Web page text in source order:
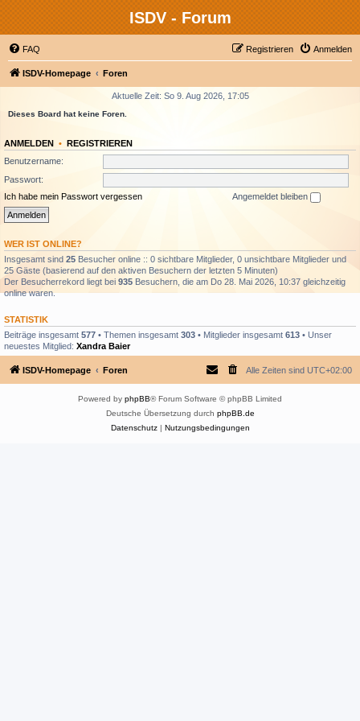
ISDV - Forum
FAQ Anmelden
Registrieren
ISDV-Homepage Foren
Aktuelle Zeit: So 9. Aug 2026, 17:05
Dieses Board hat keine Foren.
ANMELDEN • REGISTRIEREN
Benutzername:
Passwort:
Ich habe mein Passwort vergessen
Angemeldet bleiben
WER IST ONLINE?
Insgesamt sind 25 Besucher online :: 0 sichtbare Mitglieder, 0 unsichtbare Mitglieder und
25 Gäste (basierend auf den aktiven Besuchern der letzten 5 Minuten)
Der Besucherrekord liegt bei 935 Besuchern, die am Do 28. Mai 2026, 10:37 gleichzeitig
online waren.
STATISTIK
Beiträge insgesamt 577 • Themen insgesamt 303 • Mitglieder insgesamt 613 • Unser
neuestes Mitglied: Xandra Baier
ISDV-Homepage Foren Alle Zeiten sind UTC+02:00
Powered by phpBB® Forum Software © phpBB Limited
Deutsche Übersetzung durch phpBB.de
Datenschutz| Nutzungsbedingungen